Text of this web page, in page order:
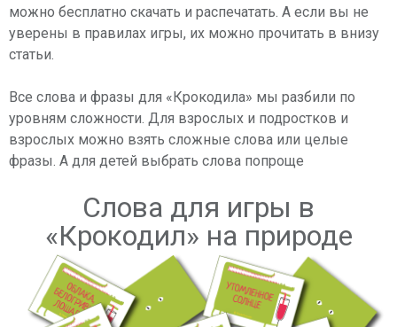
можно бесплатно скачать и распечатать. А если вы не
уверены в правилах игры, их можно прочитать в внизу
статьи.
Все слова и фразы для «Крокодила» мы разбили по
уровням сложности. Для взрослых и подростков и
взрослых можно взять сложные слова или целые
фразы. А для детей выбрать слова попроще
Слова для игры в
«Крокодил» на природе